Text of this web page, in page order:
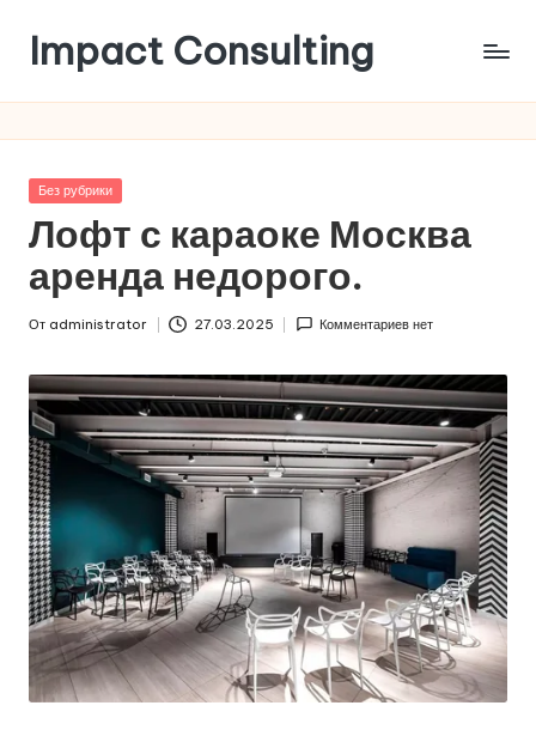
Перейти
содержимому
Impact Consulting
области
практик
проведения
мероприятий
Опубликовано
Без рубрики
Лофт с караоке Москва
аренда недорого.
От administrator 27.03.2025 Комментариев нет